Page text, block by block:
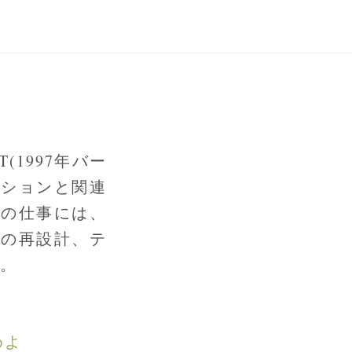
年バー
ョンと関連
仕事には、
再設計、テ